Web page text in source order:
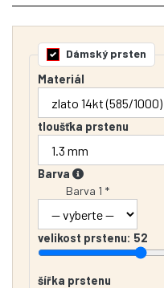
Dámský prsten
Materiál
tloušťka prstenu
Barva
Barva 1 *
velikost prstenu: 52
šířka prstenu